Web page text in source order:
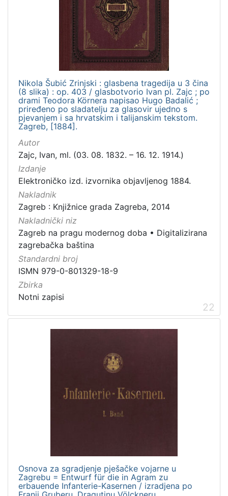
Nikola Šubić Zrinjski : glasbena tragedija u 3 čina
(8 slika) : op. 403 / glasbotvorio Ivan pl. Zajc ; po
drami Teodora Körnera napisao Hugo Badalić ;
priređeno po sladatelju za glasovir ujedno s
pjevanjem i sa hrvatskim i talijanskim tekstom.
Zagreb, [1884].
Autor
Zajc, Ivan, ml. (03. 08. 1832. – 16. 12. 1914.)
Izdanje
Elektroničko izd. izvornika objavljenog 1884.
Nakladnik
Zagreb : Knjižnice grada Zagreba, 2014
Nakladnički niz
Zagreb na pragu modernog doba • Digitalizirana
zagrebačka baština
Standardni broj
ISMN 979-0-801329-18-9
Zbirka
Notni zapisi
22
Osnova za sgradjenje pješačke vojarne u
Zagrebu = Entwurf für die in Agram zu
erbauende Infanterie-Kasernen / izradjena po